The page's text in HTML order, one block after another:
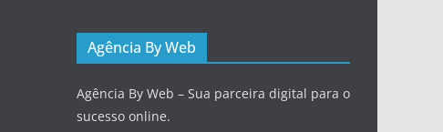
Agência By Web
Agência By Web – Sua parceira digital para o
sucesso online.